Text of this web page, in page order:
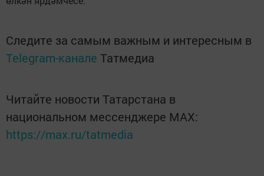
Следите за самым важным и интересным в
Telegram-канале Татмедиа
Читайте новости Татарстана в
национальном мессенджере MАХ:
https://max.ru/tatmedia